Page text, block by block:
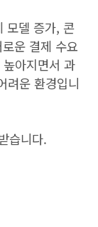
모델 증가, 콘
운 결제 수요
아지면서 과
려운 환경입니
습니다.